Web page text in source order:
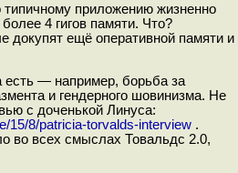
типичному приложению жизненно
4 гигов памяти. Что?
докупят ещё оперативной памяти и
— например, борьба за
и гендерного шовинизма. Не
с доченькой Линуса:
15/8/patricia-torvalds-interview .
во всех смыслах Товальдс 2.0,